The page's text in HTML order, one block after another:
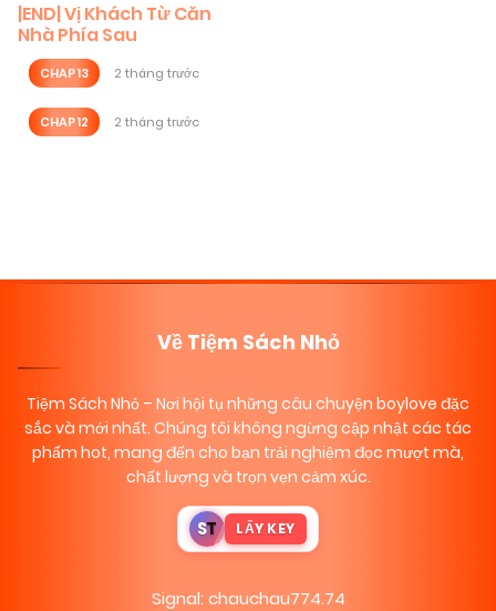
|END| Vị Khách Từ Căn
Nhà Phía Sau
CHAP 13 2 tháng trước
CHAP 12 2 tháng trước
Về Tiệm Sách Nhỏ
Tiệm Sách Nhỏ – Nơi hội tụ những câu chuyện boylove đặc
sắc và mới nhất. Chúng tôi không ngừng cập nhật các tác
phẩm hot, mang đến cho bạn trải nghiệm đọc mượt mà,
chất lượng và trọn vẹn cảm xúc.
ST LẤY KEY
Signal: chauchau774.74